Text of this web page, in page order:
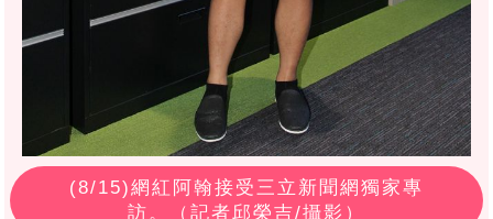
(8/15)網紅阿翰接受三立新聞網獨家專
訪。（記者邱榮吉/攝影）